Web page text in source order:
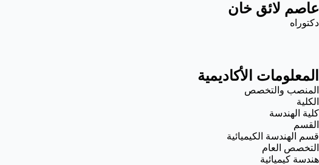
عاصم لائق خان
دكتوراه
المعلومات الأكاديمية
المنصب والتخصص
الكلية
كلية الهندسة
القسم
قسم الهندسة الكيميائية
التخصص العام
هندسة كيميائية